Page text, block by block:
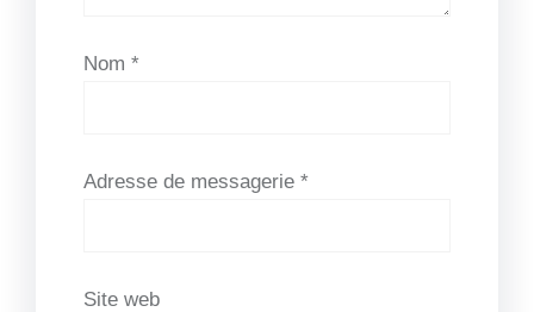
Nom *
Adresse de messagerie *
Site web